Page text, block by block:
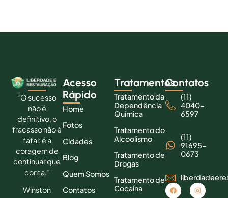
“O sucesso
não é
definitivo, o
fracasso não é
fatal: é a
coragem de
continuar que
conta.”
Winston
Acesso
Rápido
Home
Fotos
Cidades
Blog
Quem Somos
Contatos
Tratamentos
Tratamento da
Dependência
Química
Tratamento do
Alcoolismo
Tratamento de
Drogas
Tratamento de
Cocaína
Contatos
(11)
4040-
6597
(11)
91695-
0673